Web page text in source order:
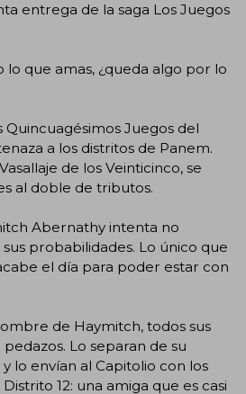
entrega de la saga Los Juegos
que amas, ¿queda algo por lo
Juegos del
a los distritos de Panem.
de los Veinticinco, se
al doble de tributos.
Abernathy intenta no
probabilidades. Lo único que
el día para poder estar con
de Haymitch, todos sus
Lo separan de su
lo envían al Capitolio con los
12: una amiga que es casi